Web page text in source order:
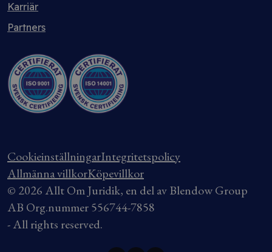
Karriär
Partners
CookieinställningarIntegritetspolicy
Allmänna villkorKöpevillkor
© 2026 Allt Om Juridik, en del av Blendow Group
AB Org.nummer 556744-7858
- All rights reserved.